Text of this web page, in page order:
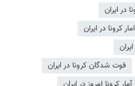
در ایران
امار کرونا در ایران
فوت شدگان کرونا در ایران